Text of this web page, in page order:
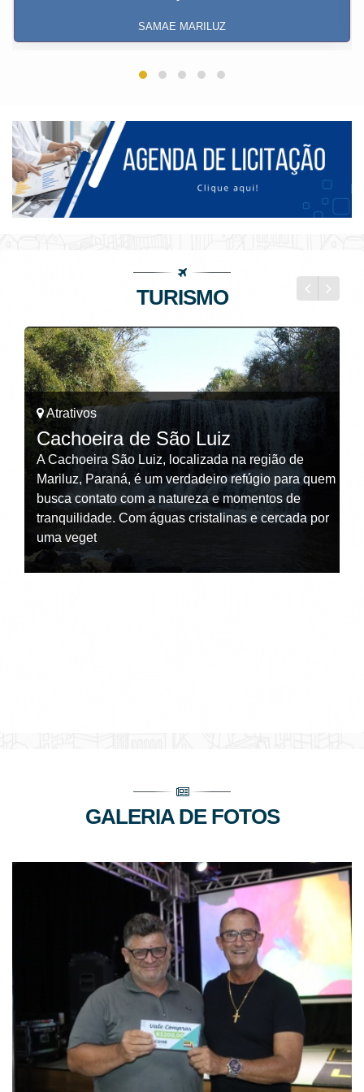
SAMAE MARILUZ
TURISMO
Atrativos
Cachoeira de São Luiz
A Cachoeira São Luiz, localizada na região de
Mariluz, Paraná, é um verdadeiro refúgio para quem
busca contato com a natureza e momentos de
tranquilidade. Com águas cristalinas e cercada por
uma veget
GALERIA DE FOTOS